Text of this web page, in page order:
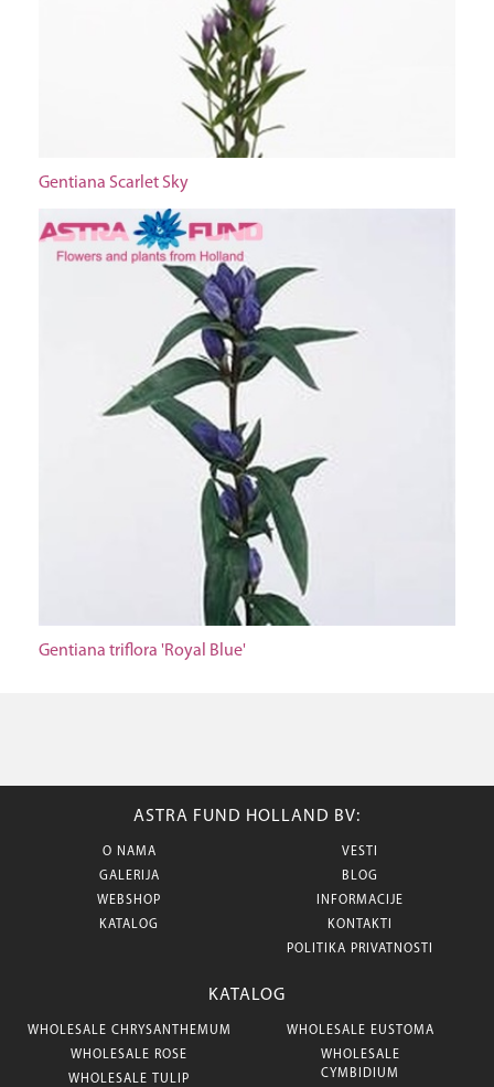
Gentiana Scarlet Sky
Gentiana triflora 'Royal Blue'
ASTRA FUND HOLLAND BV:
O NAMA
GALERIJA
WEBSHOP
KATALOG
VESTI
BLOG
INFORMACIJE
KONTAKTI
POLITIKA PRIVATNOSTI
KATALOG
WHOLESALE CHRYSANTHEMUM
WHOLESALE ROSE
WHOLESALE TULIP
WHOLESALE EUSTOMA
WHOLESALE
CYMBIDIUM